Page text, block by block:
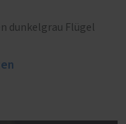
dunkelgrau Flügel